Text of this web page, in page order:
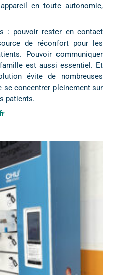
en toute autonomie,
: pouvoir rester en contact
de réconfort pour les
Pouvoir communiquer
est aussi essentiel. Et
évite de nombreuses
concentrer pleinement sur
patients.